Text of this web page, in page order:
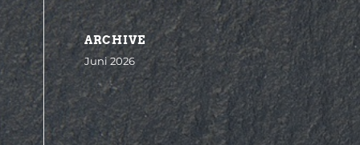
ARCHIVE
Juni 2026